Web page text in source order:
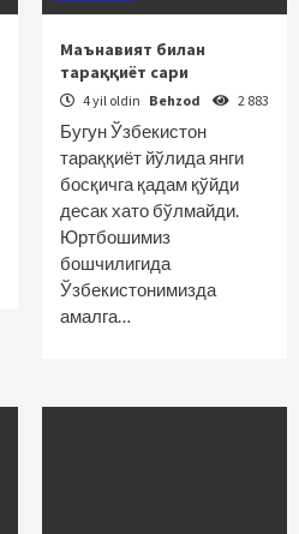
Маънавият билан
тараққиёт сари
4 yil oldin Behzod 2 883
Бугун Ўзбекистон
тараққиёт йўлида янги
босқичга қадам қўйди
десак хато бўлмайди.
Юртбошимиз
бошчилигида
Ўзбекистонимизда
амалга…